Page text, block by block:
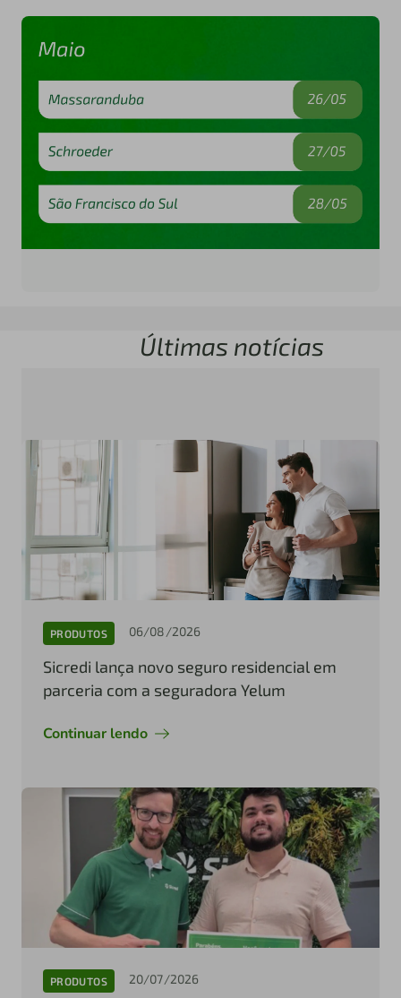
Últimas notícias
PRODUTOS 06/08/2026
Sicredi lança novo seguro residencial em
parceria com a seguradora Yelum
Continuar lendo
PRODUTOS 20/07/2026